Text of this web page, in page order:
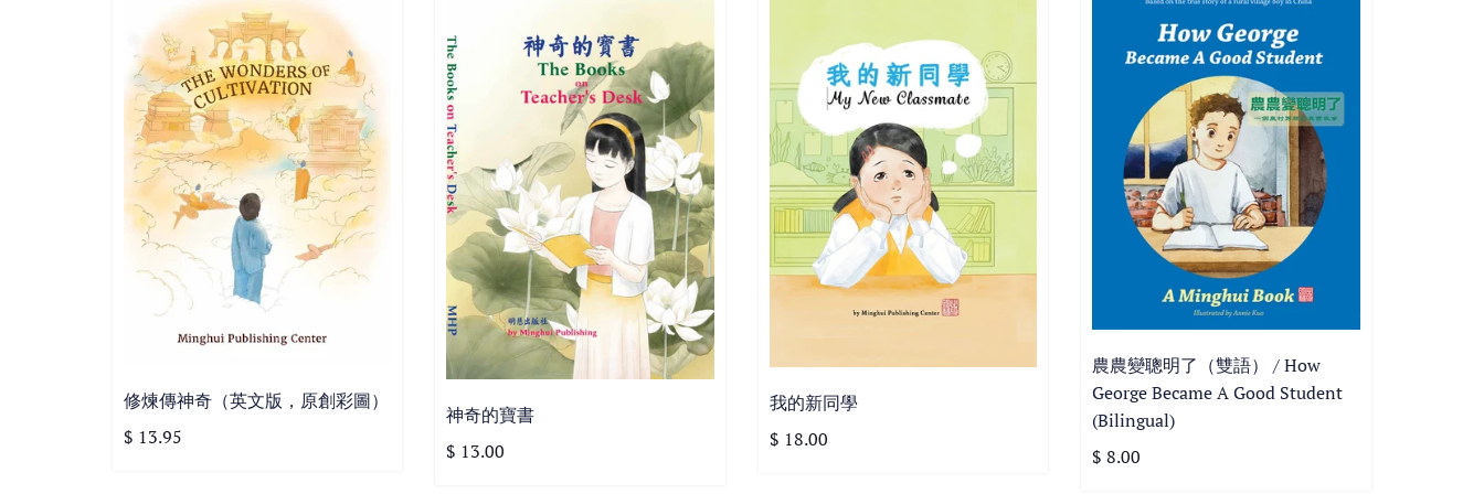
修煉傳神奇（英文版，原創彩圖）
$ 13.95
神奇的寶書
$ 13.00
我的新同學
$ 18.00
農農變聰明了（雙語） / How
George Became A Good Student
(Bilingual)
$ 8.00